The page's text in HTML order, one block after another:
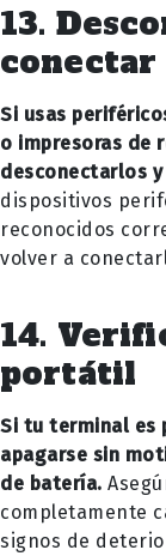
13.
Si usas
o impresoras de
desconectarlos
dispositivos
reconocidos
volver a
14.
portátil
Si tu terminal es
apagarse sin
de batería.
completamente
signos de